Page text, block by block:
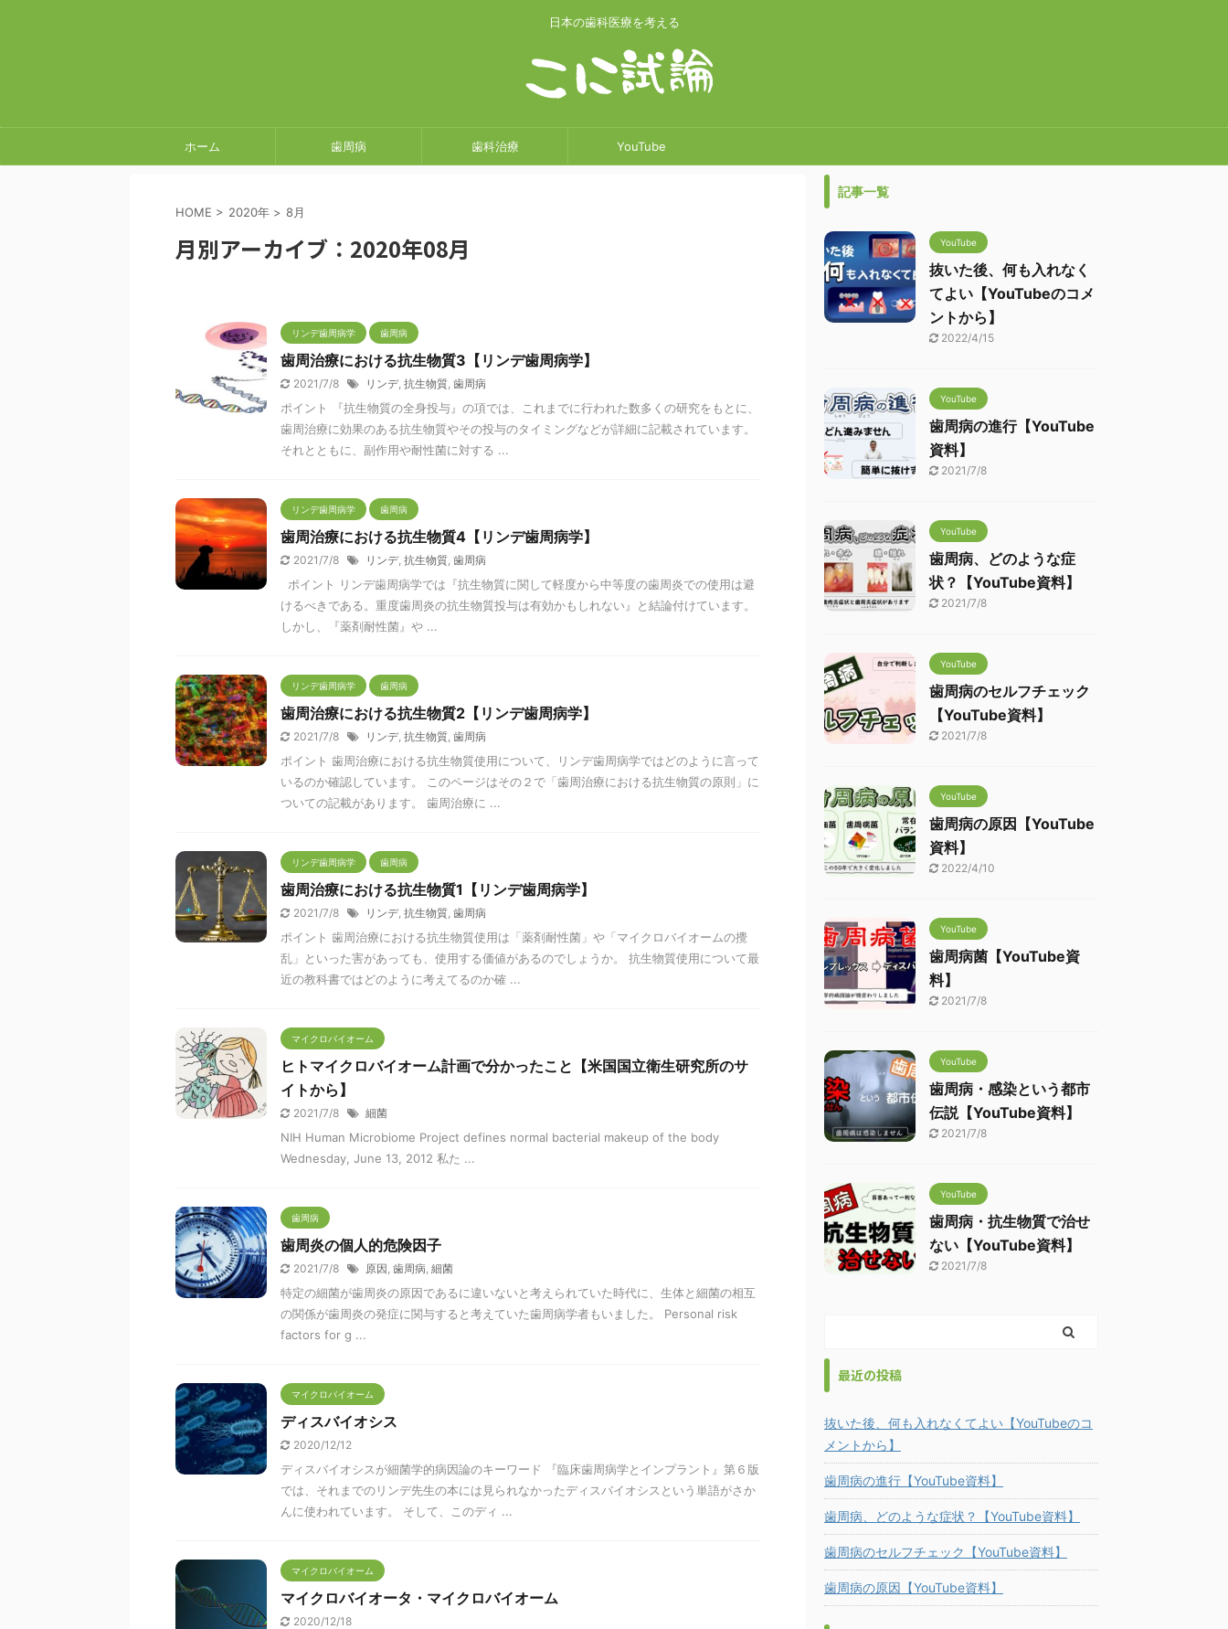
日本の歯科医療を考える
ホーム 歯周病 歯科治療 YouTube
HOME > 2020年 > 8月
月別アーカイブ：2020年08月
リンデ歯周病学 歯周病
歯周治療における抗生物質3【リンデ歯周病学】
2021/7/8 リンデ, 抗生物質, 歯周病
ポイント 『抗生物質の全身投与』の項では、これまでに行われた数多くの研究をもとに、
歯周治療に効果のある抗生物質やその投与のタイミングなどが詳細に記載されています。
それとともに、副作用や耐性菌に対する ...
リンデ歯周病学 歯周病
歯周治療における抗生物質4【リンデ歯周病学】
2021/7/8 リンデ, 抗生物質, 歯周病
ポイント リンデ歯周病学では『抗生物質に関して軽度から中等度の歯周炎での使用は避
けるべきである。重度歯周炎の抗生物質投与は有効かもしれない』と結論付けています。
しかし、『薬剤耐性菌』や ...
リンデ歯周病学 歯周病
歯周治療における抗生物質2【リンデ歯周病学】
2021/7/8 リンデ, 抗生物質, 歯周病
ポイント 歯周治療における抗生物質使用について、リンデ歯周病学ではどのように言って
いるのか確認しています。 このページはその２で「歯周治療における抗生物質の原則」に
ついての記載があります。 歯周治療に ...
リンデ歯周病学 歯周病
歯周治療における抗生物質1【リンデ歯周病学】
2021/7/8 リンデ, 抗生物質, 歯周病
ポイント 歯周治療における抗生物質使用は「薬剤耐性菌」や「マイクロバイオームの攪
乱」といった害があっても、使用する価値があるのでしょうか。 抗生物質使用について最
近の教科書ではどのように考えてるのか確 ...
マイクロバイオーム
ヒトマイクロバイオーム計画で分かったこと【米国国立衛生研究所のサ
イトから】
2021/7/8 細菌
NIH Human Microbiome Project defines normal bacterial makeup of the body
Wednesday, June 13, 2012 私た ...
歯周病
歯周炎の個人的危険因子
2021/7/8 原因, 歯周病, 細菌
特定の細菌が歯周炎の原因であるに違いないと考えられていた時代に、生体と細菌の相互
の関係が歯周炎の発症に関与すると考えていた歯周病学者もいました。 Personal risk
factors for g ...
マイクロバイオーム
ディスバイオシス
2020/12/12
ディスバイオシスが細菌学的病因論のキーワード 『臨床歯周病学とインプラント』第６版
では、それまでのリンデ先生の本には見られなかったディスバイオシスという単語がさか
んに使われています。 そして、このディ ...
マイクロバイオーム
マイクロバイオータ・マイクロバイオーム
2020/12/18
記事一覧
YouTube
抜いた後、何も入れなく
てよい【YouTubeのコメ
ントから】
2022/4/15
YouTube
歯周病の進行【YouTube
資料】
2021/7/8
YouTube
歯周病、どのような症
状？【YouTube資料】
2021/7/8
YouTube
歯周病のセルフチェック
【YouTube資料】
2021/7/8
YouTube
歯周病の原因【YouTube
資料】
2022/4/10
YouTube
歯周病菌【YouTube資
料】
2021/7/8
YouTube
歯周病・感染という都市
伝説【YouTube資料】
2021/7/8
YouTube
歯周病・抗生物質で治せ
ない【YouTube資料】
2021/7/8
最近の投稿
抜いた後、何も入れなくてよい【YouTubeのコ
メントから】
歯周病の進行【YouTube資料】
歯周病、どのような症状？【YouTube資料】
歯周病のセルフチェック【YouTube資料】
歯周病の原因【YouTube資料】